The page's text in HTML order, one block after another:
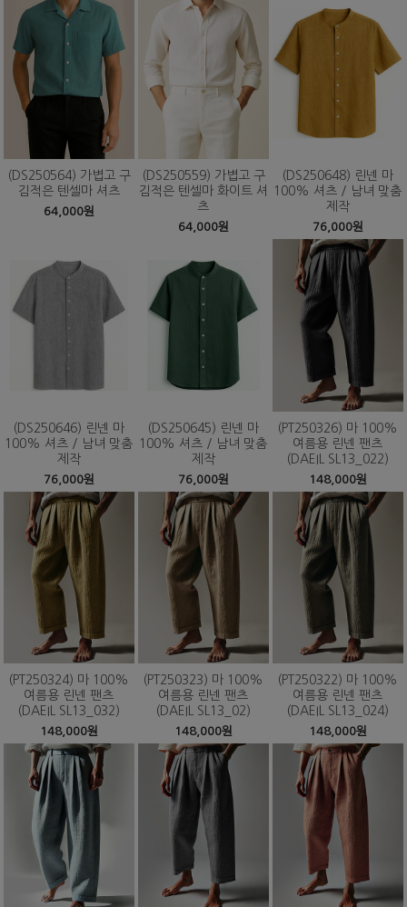
(DS250564) 가볍고 구
김적은 텐셀마 셔츠
64,000원
(DS250559) 가볍고 구
김적은 텐셀마 화이트 셔
츠
64,000원
(DS250648) 린넨 마
100% 셔츠 / 남녀 맞춤
제작
76,000원
(DS250646) 린넨 마
100% 셔츠 / 남녀 맞춤
제작
76,000원
(DS250645) 린넨 마
100% 셔츠 / 남녀 맞춤
제작
76,000원
(PT250326) 마 100%
여름용 린넨 팬츠
(DAEIL SL13_022)
148,000원
(PT250324) 마 100%
여름용 린넨 팬츠
(DAEIL SL13_032)
148,000원
(PT250323) 마 100%
여름용 린넨 팬츠
(DAEIL SL13_02)
148,000원
(PT250322) 마 100%
여름용 린넨 팬츠
(DAEIL SL13_024)
148,000원